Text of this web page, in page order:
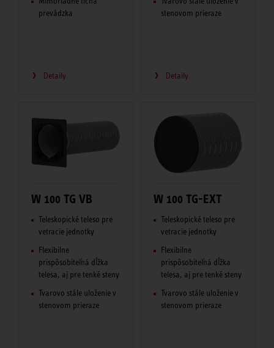
prevádzka
Detaily
stenovom prieraze
Detaily
W 100 TG VB
Teleskopické teleso pre
vetracie jednotky
Flexibilne
prispôsobiteľná dĺžka
telesa, aj pre tenké steny
Tvarovo stále uloženie v
stenovom prieraze
W 100 TG-EXT
Teleskopické teleso pre
vetracie jednotky
Flexibilne
prispôsobiteľná dĺžka
telesa, aj pre tenké steny
Tvarovo stále uloženie v
stenovom prieraze